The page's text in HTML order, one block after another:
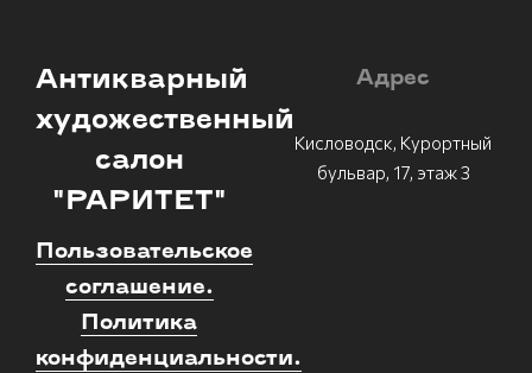
Антикварный
художественный
салон
"РАРИТЕТ"
Пользовательское
соглашение.
Политика
конфиденциальности.
Адрес
Кисловодск, Курортный
бульвар, 17, этаж 3